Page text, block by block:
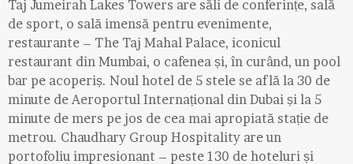
Taj Jumeirah Lakes Towers are săli de conferințe, sală
de sport, o sală imensă pentru evenimente,
restaurante – The Taj Mahal Palace, iconicul
restaurant din Mumbai, o cafenea și, în curând, un pool
bar pe acoperiș. Noul hotel de 5 stele se află la 30 de
minute de Aeroportul Internațional din Dubai și la 5
minute de mers pe jos de cea mai apropiată stație de
metrou. Chaudhary Group Hospitality are un
portofoliu impresionant – peste 130 de hoteluri și